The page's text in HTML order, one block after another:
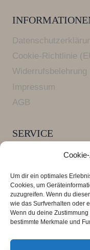
Um dir ein optimales
Cookies, um
zuzugreifen. Wenn du
wie das Surfverhalten oder
Wenn du deine
bestimmte Merkmale und
Cookie-Richtlinie
Widerrufsbelehrung
Impressum
AGB
SERVICE
Versandkosten und
Zahlungsarten
*** Alle Preise
Lieferzeit 3 - 4 Tage